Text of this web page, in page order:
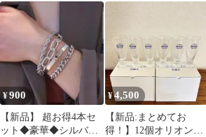
ト
¥900
【新品】 超お得4本セ
ット◆豪華◆シルバー
¥4,500
【新品:まとめてお
得！】12個オリオンビ